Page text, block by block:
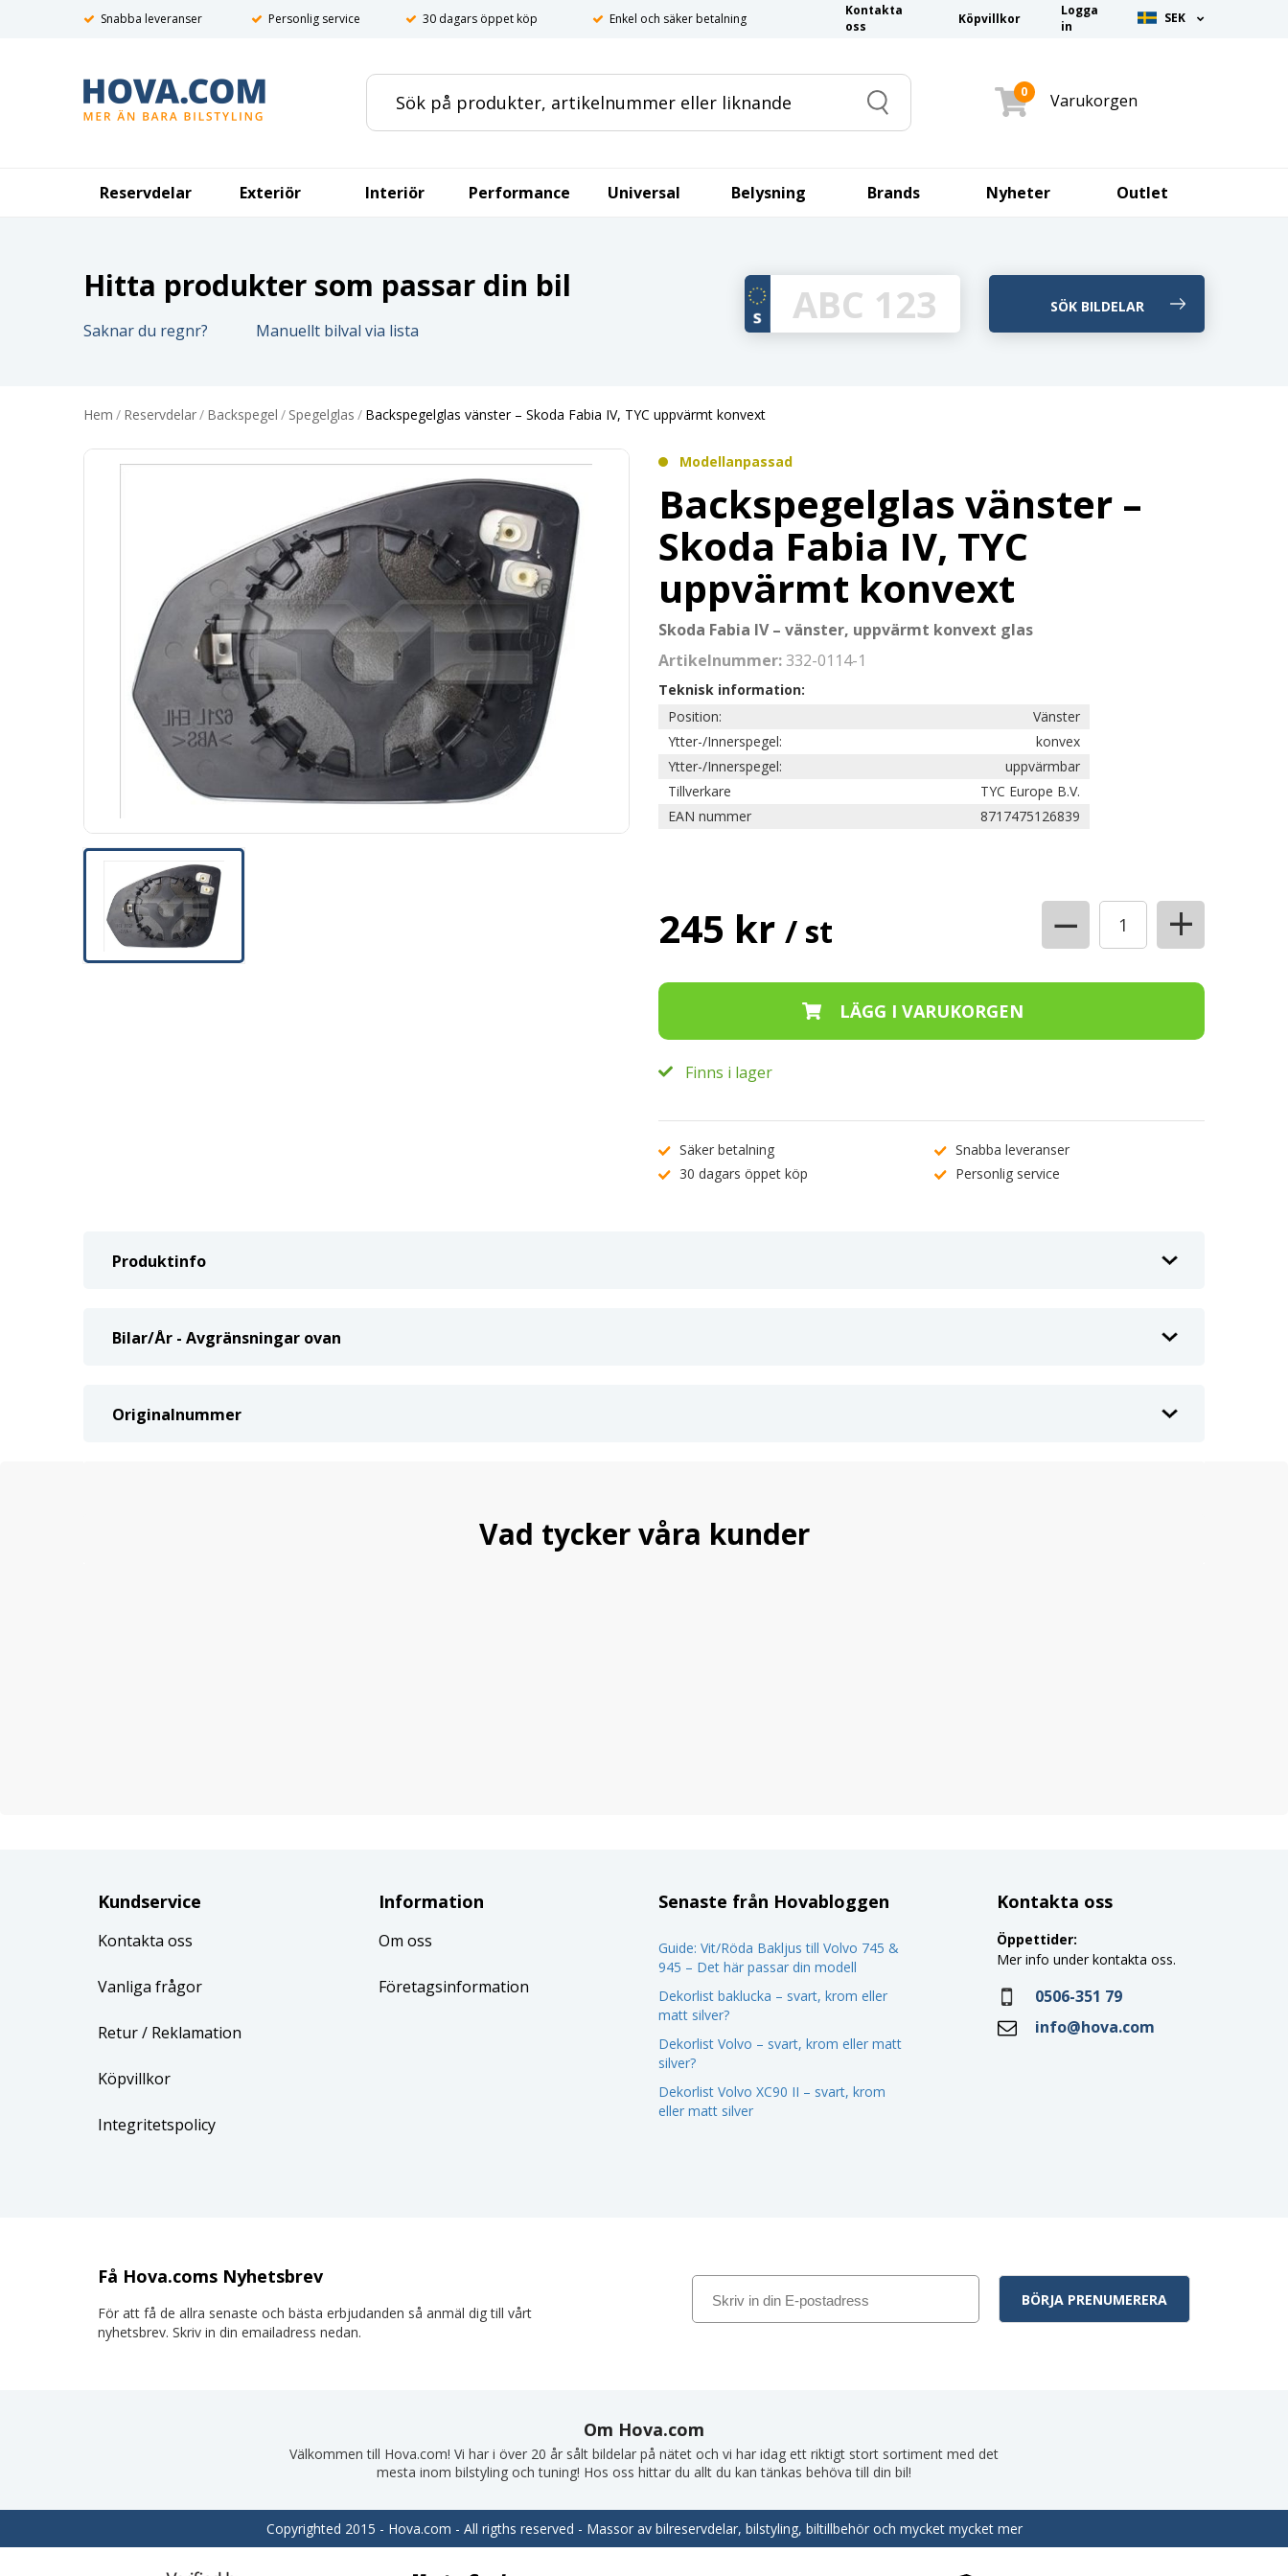
Snabba leveranser Personlig service 30 dagars öppet köp Enkel och säker betalning
Kontakta
oss
Köpvillkor
Logga
in
SEK
Search
0 Varukorgen
Reservdelar Exteriör Interiör Performance Universal Belysning Brands Nyheter Outlet
Hitta produkter som passar din bil
Saknar du regnr? Manuellt bilval via lista
Hem / Reservdelar/ Backspegel / Spegelglas / Backspegelglas vänster – Skoda Fabia IV, TYC uppvärmt konvext
Modellanpassad
Backspegelglas vänster –
Skoda Fabia IV, TYC
uppvärmt konvext
Skoda Fabia IV – vänster, uppvärmt konvext glas
Artikelnummer:332-0114-1
Teknisk information:
Position:
Vänster
Ytter-/Innerspegel:
konvex
Ytter-/Innerspegel:
uppvärmbar
Tillverkare
TYC Europe B.V.
EAN nummer
8717475126839
245 kr / st − +
Finns i lager
Säker betalning
Snabba leveranser
30 dagars öppet köp
Personlig service
Produktinfo
Bilar/År - Avgränsningar ovan
Originalnummer
Vad tycker våra kunder
Kundservice
Kontakta oss
Vanliga frågor
Retur/ Reklamation
Köpvillkor
Integritetspolicy
Information
Om oss
Företagsinformation
Senaste från Hovabloggen
Guide: Vit/Röda Bakljus till Volvo 745 &
945 – Det här passar din modell
Dekorlist baklucka – svart, krom eller
matt silver?
Dekorlist Volvo – svart, krom eller matt
silver?
Dekorlist Volvo XC90 II – svart, krom
eller matt silver
Kontakta oss
Öppettider:
Mer info under kontakta oss.
0506-351 79
info@hova.com
Få Hova.coms Nyhetsbrev
För att få de allra senaste och bästa erbjudanden så anmäl dig till vårt
nyhetsbrev. Skriv in din emailadress nedan.
Om Hova.com
Välkommen till Hova.com! Vi har i över 20 år sålt bildelar på nätet och vi har idag ett riktigt stort sortiment med det
mesta inom bilstyling och tuning! Hos oss hittar du allt du kan tänkas behöva till din bil!
Copyrighted 2015 - Hova.com - All rigths reserved - Massor av bilreservdelar, bilstyling, biltillbehör och mycket mycket mer